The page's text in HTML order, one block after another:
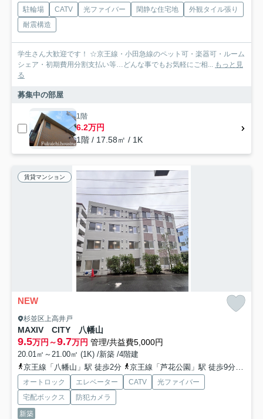
駐輪場 CATV 光ファイバー 閑静な住宅地
外観タイル張り
耐震構造
学生さん大歓迎です！ ☆京王線・小田急線のペット可・楽器可・ルーム
シェア・初期費用分割支払い等…どんな事でもお気軽にご相... もっと見
る
募集中の部屋
1階
6.2万円
1階 / 17.58㎡ / 1K
賃貸マンション
NEW
杉並区上高井戸
MAXIV CITY 八幡山
9.5万円～9.7万円 管理/共益費5,000円
20.01㎡～21.00㎡ (1K) /新築 /4階建
京王線「八幡山」駅 徒歩2分
京王線「芦花公園」駅 徒歩9分
オートロック エレベーター CATV
光ファイバー
宅配ボックス
防犯カメラ
新築